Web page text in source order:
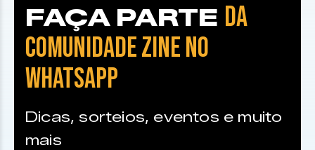
FAÇA PARTE DA
COMUNIDADE ZINE NO
WHATSAPP
Dicas, sorteios, eventos e muito
mais